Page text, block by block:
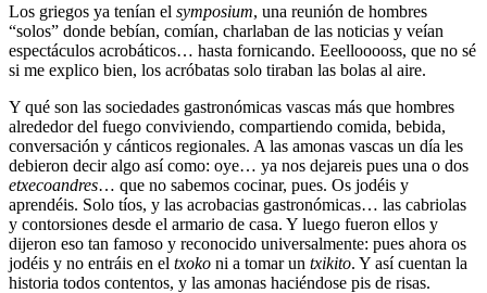
Los griegos ya tenían el symposium, una reunión de hombres
“solos” donde bebían, comían, charlaban de las noticias y veían
espectáculos acrobáticos… hasta fornicando. Eeellooooss, que no sé
si me explico bien, los acróbatas solo tiraban las bolas al aire.
Y qué son las sociedades gastronómicas vascas más que hombres
alrededor del fuego conviviendo, compartiendo comida, bebida,
conversación y cánticos regionales. A las amonas vascas un día les
debieron decir algo así como: oye… ya nos dejareis pues una o dos
etxecoandres… que no sabemos cocinar, pues. Os jodéis y
aprendéis. Solo tíos, y las acrobacias gastronómicas… las cabriolas
y contorsiones desde el armario de casa. Y luego fueron ellos y
dijeron eso tan famoso y reconocido universalmente: pues ahora os
jodéis y no entráis en el txoko ni a tomar un txikito. Y así cuentan la
historia todos contentos, y las amonas haciéndose pis de risas.